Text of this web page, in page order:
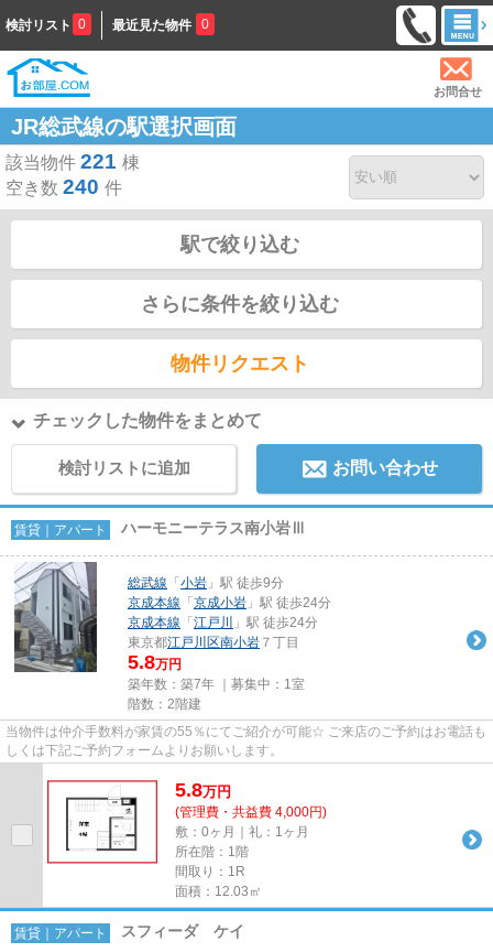
検討リスト 0 最近見た物件 0
お問合せ
JR総武線の駅選択画面
該当物件 221 棟
空き数 240 件
駅で絞り込む
さらに条件を絞り込む
物件リクエスト
チェックした物件をまとめて
検討リストに追加 お問い合わせ
賃貸｜アパート ハーモニーテラス南小岩Ⅲ
総武線 「 小岩 」駅 徒歩9分
京成本線 「 京成小岩 」駅 徒歩24分
京成本線 「 江戸川
」駅 徒歩24分
東京都江戸川区南小岩 ７丁目
5.8万円
築年数：築7年 ｜募集中： 1室
階数：2階建
当物件は仲介手数料が家賃の55％にてご紹介が可能☆ ご来店のご予約はお電話も
しくは下記ご予約フォームよりお願いします。
5.8万円
(管理費・共益費 4,000円)
敷：0ヶ月｜礼：1ヶ月
所在階：1階
間取り：1R
面積：12.03㎡
賃貸｜アパート スフィーダ ケイ